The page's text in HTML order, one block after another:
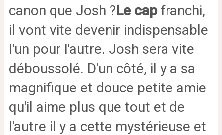
canon que Josh ?Le capfranchi,
il vont vite devenir indispensable
l'un pour l'autre. Josh sera vite
déboussolé. D'un côté, il y a sa
magnifique et douce petite amie
qu'il aime plus que tout et de
l'autre il y a cette mystérieuse et